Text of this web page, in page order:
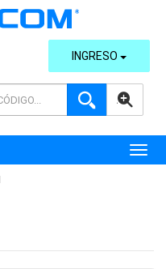
AVANZADA
INGRESO